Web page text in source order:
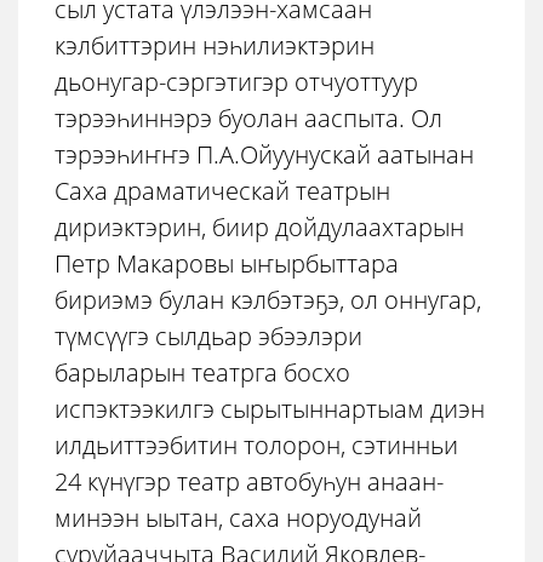
сыл устата үлэлээн-хамсаан
кэлбиттэрин нэһилиэктэрин
дьонугар-сэргэтигэр отчуоттуур
тэрээһиннэрэ буолан ааспыта. Ол
тэрээһиҥҥэ П.А.Ойуунускай аатынан
Саха драматическай театрын
дириэктэрин, биир дойдулаахтарын
Петр Макаровы ыҥырбыттара
бириэмэ булан кэлбэтэҕэ, ол оннугар,
түмсүүгэ сылдьар эбээлэри
барыларын театрга босхо
испэктээкилгэ сырытыннартыам диэн
илдьиттээбитин толорон, сэтинньи
24 күнүгэр театр автобуһун анаан-
минээн ыытан, саха норуодунай
суруйааччыта Василий Яковлев-